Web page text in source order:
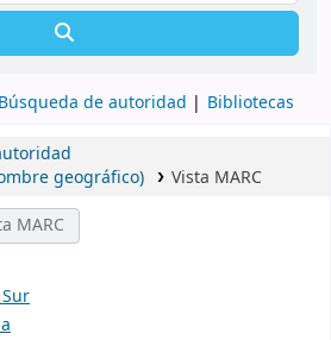
Búsqueda de autoridad Bibliotecas
geográfico)
Vista MARC
MARC